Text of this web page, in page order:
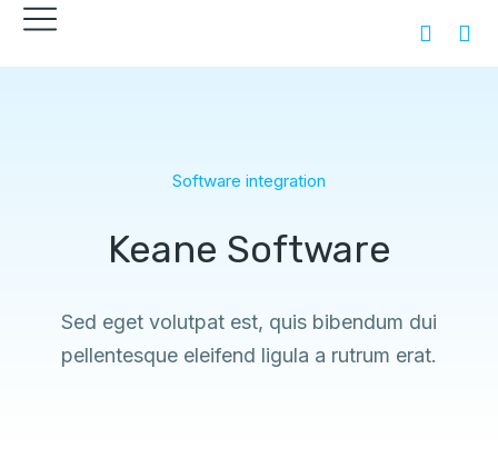
Software integration
Keane Software
Sed eget volutpat est, quis bibendum dui
pellentesque eleifend ligula a rutrum erat.